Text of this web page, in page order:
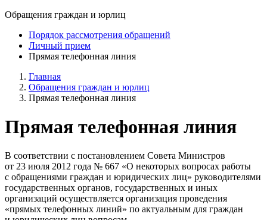
Обращения граждан и юрлиц
Порядок рассмотрения обращений
Личный прием
Прямая телефонная линия
Главная
Обращения граждан и юрлиц
Прямая телефонная линия
Прямая телефонная линия
В соответствии с постановлением Совета Министров
от 23 июля 2012 года № 667 «О некоторых вопросах работы
с обращениями граждан и юридических лиц» руководителями
государственных органов, государственных и иных
организаций осуществляется организация проведения
«прямых телефонных линий» по актуальным для граждан